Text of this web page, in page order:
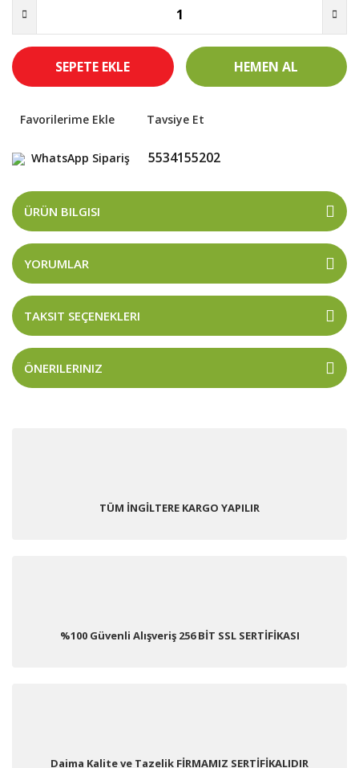
SEPETE EKLE HEMEN AL
Tavsiye Et
WhatsApp Sipariş 5534155202
ÜRÜN BILGISI
YORUMLAR
TAKSIT SEÇENEKLERI
ÖNERILERINIZ
TÜM İNGİLTERE KARGO YAPILIR
%100 Güvenli Alışveriş 256 BİT SSL SERTİFİKASI
Daima Kalite ve Tazelik FİRMAMIZ SERTİFİKALIDIR